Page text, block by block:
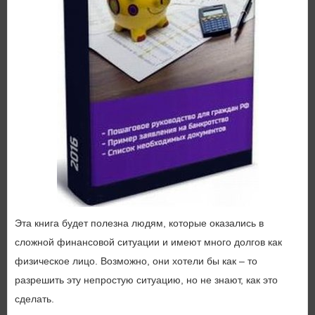
Эта книга будет полезна людям, которые оказались в
сложной финансовой ситуации и имеют много долгов как
физическое лицо. Возможно, они хотели бы как – то
разрешить эту непростую ситуацию, но не знают, как это
сделать.